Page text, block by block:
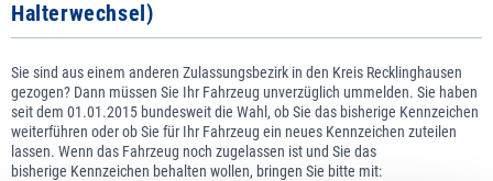
Halterwechsel)
Sie sind aus einem anderen Zulassungsbezirk in den Kreis Recklinghausen
gezogen? Dann müssen Sie Ihr Fahrzeug unverzüglich ummelden. Sie haben
seit dem 01.01.2015 bundesweit die Wahl, ob Sie das bisherige Kennzeichen
weiterführen oder ob Sie für Ihr Fahrzeug ein neues Kennzeichen zuteilen
lassen. Wenn das Fahrzeug noch zugelassen ist und Sie das
bisherige Kennzeichen behalten wollen, bringen Sie bitte mit: